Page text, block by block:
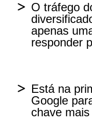
O tráfego
apenas
responder
Não
Está na
Google
chave